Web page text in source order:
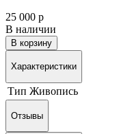
25 000 р
В наличии
В корзину
Характеристики
Тип Живопись
Отзывы